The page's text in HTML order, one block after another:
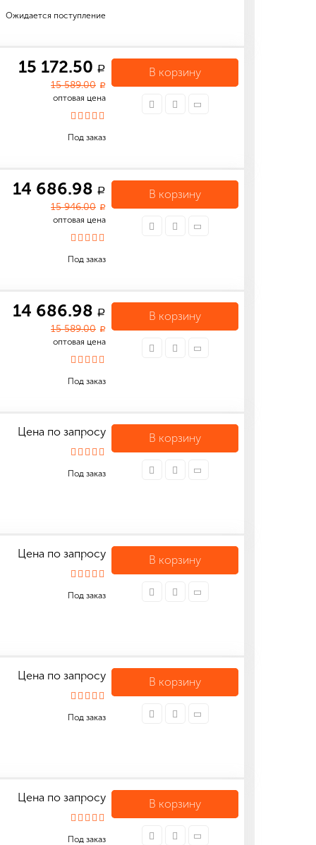
Ожидается поступление
15 172.50 a
15 589.00 a
оптовая цена
Под заказ
В корзину
14 686.98 a
15 946.00 a
оптовая цена
Под заказ
В корзину
14 686.98 a
15 589.00 a
оптовая цена
Под заказ
В корзину
Цена по запросу
Под заказ
В корзину
Цена по запросу
Под заказ
В корзину
Цена по запросу
Под заказ
В корзину
Цена по запросу
Под заказ
В корзину